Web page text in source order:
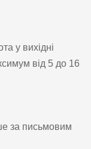
у вихідні
від 5 до 16
за письмовим